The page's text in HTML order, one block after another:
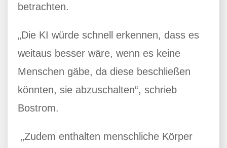
betrachten.
„Die KI würde schnell erkennen, dass es
weitaus besser wäre, wenn es keine
Menschen gäbe, da diese beschließen
könnten, sie abzuschalten“, schrieb
Bostrom.
„Zudem enthalten menschliche Körper